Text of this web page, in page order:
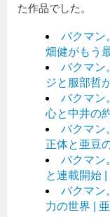
た作品でした。
バクマン
畑健がもう
バクマン
ジと服部哲
バクマン
心と中井の
バクマン
正体と亜豆
バクマン
と連載開始
バクマン
力の世界 |